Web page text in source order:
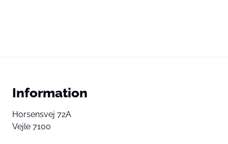
Information
Horsensvej 72A
Vejle 7100